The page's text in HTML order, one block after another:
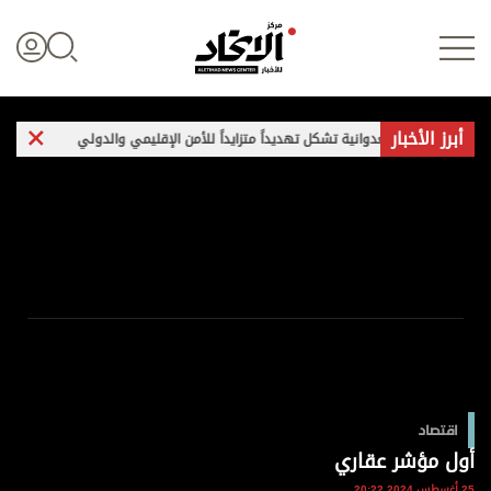
علوم الدار
الرياضة
أبرز الأخبار
العدوانية تشكل تهديداً متزايداً للأمن الإقليمي والدولي غارات
اقتصاد
أول مؤشر عقاري